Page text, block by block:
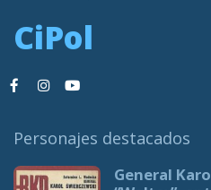
CiPol
Personajes destacados
General